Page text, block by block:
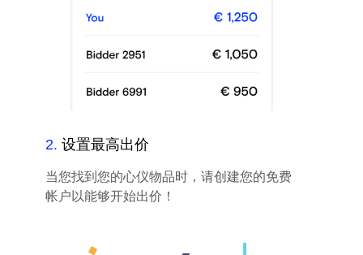
2. 设置最高出价
当您找到您的心仪物品时，请创建您的免费
帐户以能够开始出价！